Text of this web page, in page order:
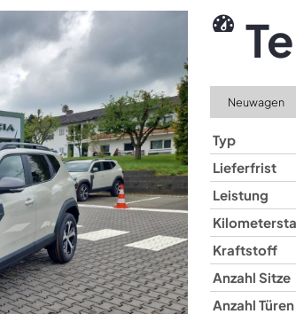
Neuwagen
Typ
Lieferfrist
Leistung
Kraftstoff
Anzahl Sitze
Anzahl Türen